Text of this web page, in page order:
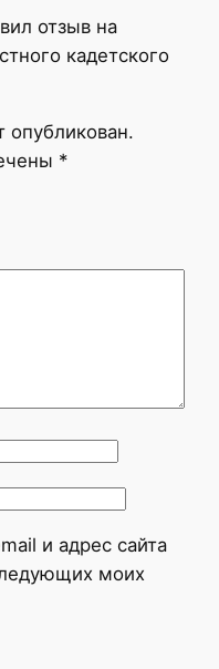
отзыв на
кадетского
опубликован.
*
и адрес сайта
моих